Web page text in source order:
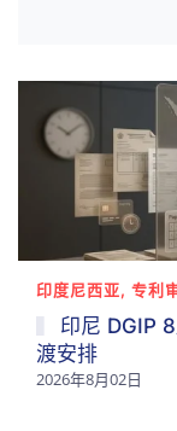
印度尼西亚, 专利
印尼 DGIP
渡安排
2026年8月02日